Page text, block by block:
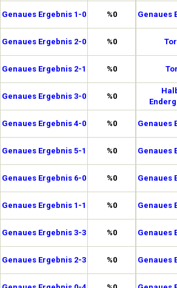
Genaues Ergebnis 1-0 %0
Genaues Ergebnis 2-0 %0
Genaues Ergebnis 2-1 %0
Genaues Ergebnis 3-0 %0
Genaues Ergebnis 4-0 %0
Genaues Ergebnis 5-1 %0
Genaues Ergebnis 6-0 %0
Genaues Ergebnis 1-1 %0
Genaues Ergebnis 3-3 %0
Genaues Ergebnis 2-3 %0
Genaues
Genaues
Genaues
Genaues
Genaues
Genaues
Genaues